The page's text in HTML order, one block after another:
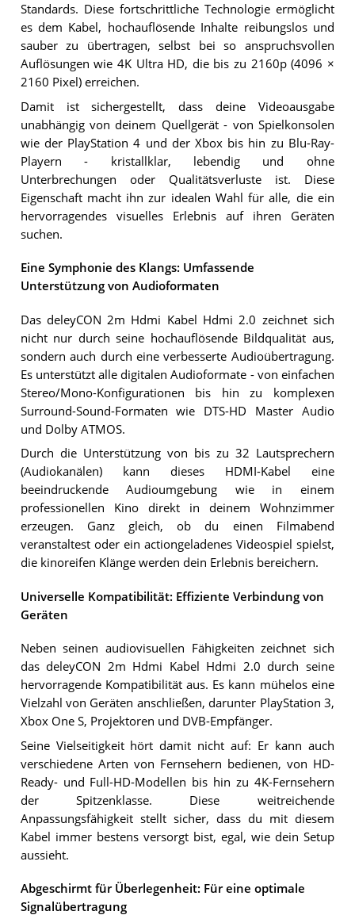
Standards. Diese fortschrittliche Technologie ermöglicht
es dem Kabel, hochauflösende Inhalte reibungslos und
sauber zu übertragen, selbst bei so anspruchsvollen
Auflösungen wie 4K Ultra HD, die bis zu 2160p (4096 ×
2160 Pixel) erreichen.
Damit ist sichergestellt, dass deine Videoausgabe
unabhängig von deinem Quellgerät - von Spielkonsolen
wie der PlayStation 4 und der Xbox bis hin zu Blu-Ray-
Playern - kristallklar, lebendig und ohne
Unterbrechungen oder Qualitätsverluste ist. Diese
Eigenschaft macht ihn zur idealen Wahl für alle, die ein
hervorragendes visuelles Erlebnis auf ihren Geräten
suchen.
Eine Symphonie des Klangs: Umfassende
Unterstützung von Audioformaten
Das deleyCON 2m Hdmi Kabel Hdmi 2.0 zeichnet sich
nicht nur durch seine hochauflösende Bildqualität aus,
sondern auch durch eine verbesserte Audioübertragung.
Es unterstützt alle digitalen Audioformate - von einfachen
Stereo/Mono-Konfigurationen bis hin zu komplexen
Surround-Sound-Formaten wie DTS-HD Master Audio
und Dolby ATMOS.
Durch die Unterstützung von bis zu 32 Lautsprechern
(Audiokanälen) kann dieses HDMI-Kabel eine
beeindruckende Audioumgebung wie in einem
professionellen Kino direkt in deinem Wohnzimmer
erzeugen. Ganz gleich, ob du einen Filmabend
veranstaltest oder ein actiongeladenes Videospiel spielst,
die kinoreifen Klänge werden dein Erlebnis bereichern.
Universelle Kompatibilität: Effiziente Verbindung von
Geräten
Neben seinen audiovisuellen Fähigkeiten zeichnet sich
das deleyCON 2m Hdmi Kabel Hdmi 2.0 durch seine
hervorragende Kompatibilität aus. Es kann mühelos eine
Vielzahl von Geräten anschließen, darunter PlayStation 3,
Xbox One S, Projektoren und DVB-Empfänger.
Seine Vielseitigkeit hört damit nicht auf: Er kann auch
verschiedene Arten von Fernsehern bedienen, von HD-
Ready- und Full-HD-Modellen bis hin zu 4K-Fernsehern
der Spitzenklasse. Diese weitreichende
Anpassungsfähigkeit stellt sicher, dass du mit diesem
Kabel immer bestens versorgt bist, egal, wie dein Setup
aussieht.
Abgeschirmt für Überlegenheit: Für eine optimale
Signalübertragung